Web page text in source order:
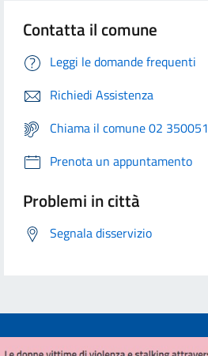
Contatta il comune
Leggi le domande frequenti
Richiedi Assistenza
Chiama il comune 02 350051
Prenota un appuntamento
Problemi in città
Segnala disservizio